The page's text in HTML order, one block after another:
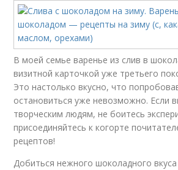
В моей семье варенье из слив в
визитной карточкой уже третьего
Это настолько вкусно, что
остановиться уже невозможно. Если
творческим людям, не боитесь
присоединяйтесь к когорте
рецептов!
Добиться нежного шоколадного